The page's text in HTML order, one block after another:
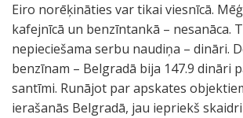
Eiro norēķināties var tikai viesnīcā.
kafejnīcā un benzīntankā – nesanāca.
nepieciešama serbu naudiņa – dināri.
benzīnam – Belgradā bija 147.9 dināri
santīmi. Runājot par apskates
ierašanās Belgradā, jau iepriekš